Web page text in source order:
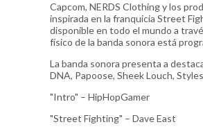
Capcom, NERDS Clothing y los
inspirada en la franquicia Street
disponible en todo el mundo a
físico de la banda sonora está
La banda sonora presenta a
DNA, Papoose, Sheek Louch,
"Intro" – HipHopGamer
"Street Fighting" – Dave East